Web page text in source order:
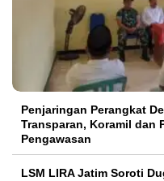
Penjaringan Perangkat
Transparan, Koramil dan
Pengawasan
LSM LIRA Jatim Soroti